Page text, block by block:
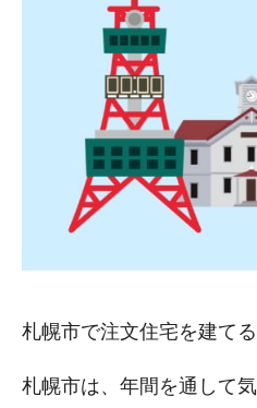
札幌市で注文住宅を建て
札幌市は、年間を通して